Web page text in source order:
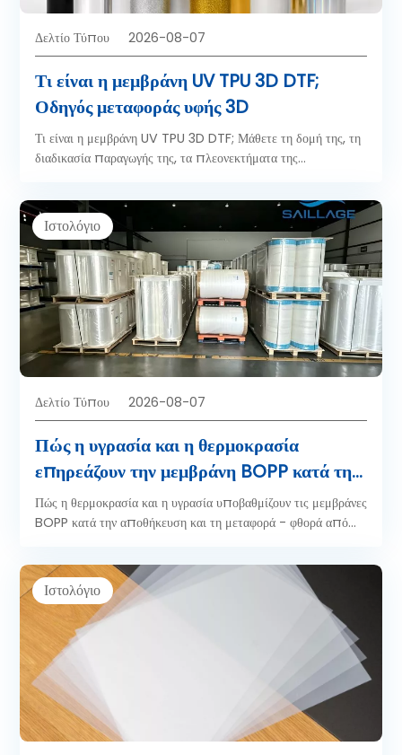
Δελτίο Τύπου 2026-08-07
Τι είναι η μεμβράνη UV TPU 3D DTF;
Οδηγός μεταφοράς υφής 3D
Τι είναι η μεμβράνη UV TPU 3D DTF; Μάθετε τη δομή της, τη
διαδικασία παραγωγής της, τα πλεονεκτήματα της
υπόδηση, δερμάτινα είδη και προϊόντα κατά παραγγελία.
Ιστολόγιο
Δελτίο Τύπου 2026-08-07
Πώς η υγρασία και η θερμοκρασία
επηρεάζουν την μεμβράνη BOPP κατά την
αποθήκευση και τη μεταφορά
Πώς η θερμοκρασία και η υγρασία υποβαθμίζουν τις μεμβράνες
BOPP κατά την αποθήκευση και τη μεταφορά - φθορά από
όρια ασφαλούς αποθήκευσης, σύγκριση ελεγχόμενης έναντι
περιβάλλοντος και μέθοδοι δοκιμής.
Ιστολόγιο